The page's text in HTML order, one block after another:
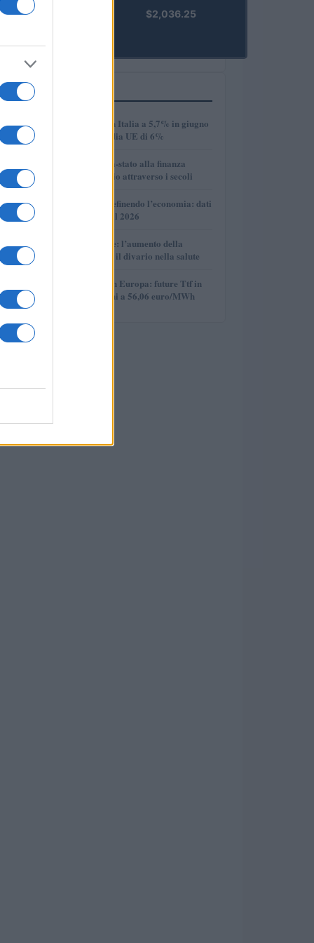
PRIME)
$2,036.25
PIÙ LETTI
1
Disoccupazione in Italia a 5,7% in giugno
2026, sotto la media UE di 6%
2
Dalle antiche città-stato alla finanza
globale: un viaggio attraverso i secoli
3
Come l’IA sta ridefinendo l’economia: dati
e prospettive per il 2026
4
Longevità globale: l’aumento della
speranza di vita e il divario nella salute
5
Mercato del gas in Europa: future Ttf in
discesa, quotazioni a 56,06 euro/MWh